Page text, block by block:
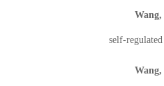
Wang,
self-
Wang,